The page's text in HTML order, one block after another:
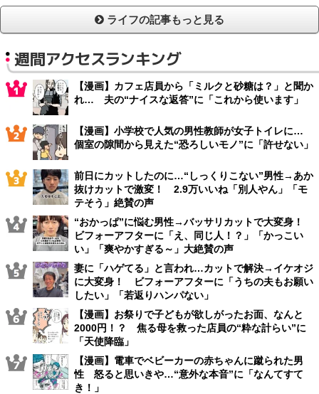
ライフの記事もっと見る
週間アクセスランキング
【漫画】カフェ店員から「ミルクと砂糖は？」と聞か
れ… 夫の“ナイスな返答”に「これから使います」
【漫画】小学校で人気の男性教師が女子トイレに…
個室の隙間から見えた“恐ろしいモノ”に「許せない」
前日にカットしたのに…“しっくりこない”男性→あか
抜けカットで激変！ 2.9万いいね「別人やん」「モ
テそう」絶賛の声
“おかっぱ”に悩む男性→バッサリカットで大変身！
ビフォーアフターに「え、同じ人！？」「かっこい
い」「爽やかすぎる～」大絶賛の声
妻に「ハゲてる」と言われ…カットで解決→イケオジ
に大変身！ ビフォーアフターに「うちの夫もお願い
したい」「若返りハンパない」
【漫画】お祭りで子どもが欲しがったお面、なんと
2000円！？ 焦る母を救った店員の“粋な計らい”に
「天使降臨」
【漫画】電車でベビーカーの赤ちゃんに蹴られた男
性 怒ると思いきや…“意外な本音”に「なんてすて
き！」